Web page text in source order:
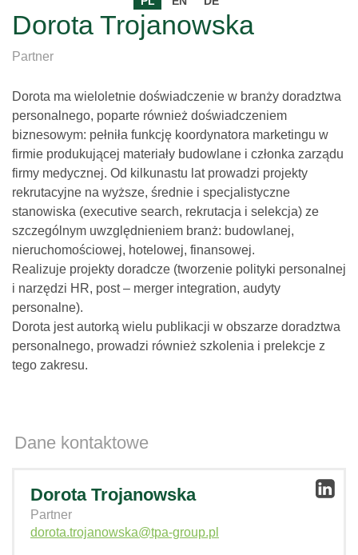
Dorota Trojanowska
Partner
Dorota ma wieloletnie doświadczenie w branży doradztwa
personalnego, poparte również doświadczeniem
biznesowym: pełniła funkcję koordynatora marketingu w
firmie produkującej materiały budowlane i członka zarządu
firmy medycznej. Od kilkunastu lat prowadzi projekty
rekrutacyjne na wyższe, średnie i specjalistyczne
stanowiska (executive search, rekrutacja i selekcja) ze
szczególnym uwzględnieniem branż: budowlanej,
nieruchomościowej, hotelowej, finansowej.
Realizuje projekty doradcze (tworzenie polityki personalnej
i narzędzi HR, post – merger integration, audyty
personalne).
Dorota jest autorką wielu publikacji w obszarze doradztwa
personalnego, prowadzi również szkolenia i prelekcje z
tego zakresu.
Dane kontaktowe
Dorota Trojanowska
Partner
dorota.trojanowska@tpa-group.pl